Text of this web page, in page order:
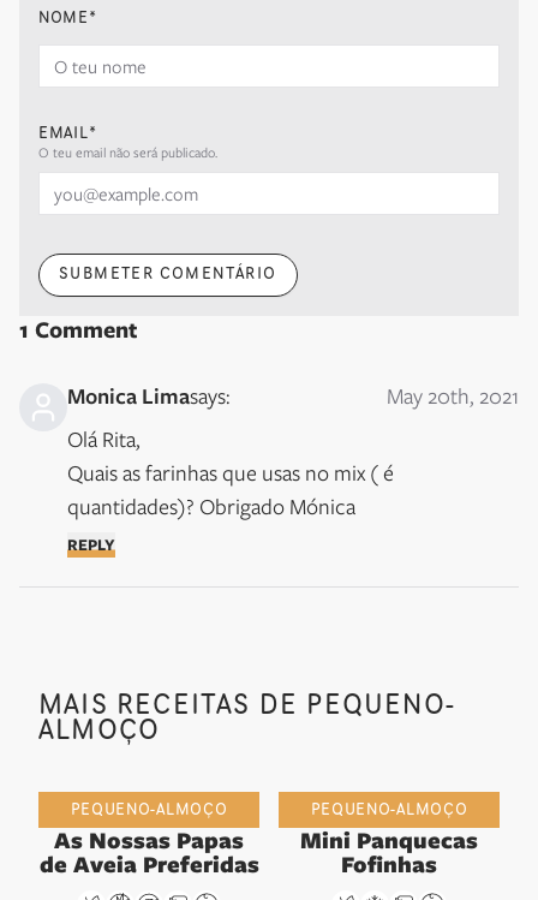
NOME *
EMAIL*
O teu email não será publicado.
SUBMETER COMENTÁRIO
1 Comment
Monica Limasays:
May 20th, 2021
Olá Rita,
Quais as farinhas que usas no mix ( é
quantidades)? Obrigado Mónica
REPLY
MAIS RECEITAS DE PEQUENO-
ALMOÇO
PEQUENO-ALMOÇO
As Nossas Papas
de Aveia Preferidas
PEQUENO-ALMOÇO
Mini Panquecas
Fofinhas